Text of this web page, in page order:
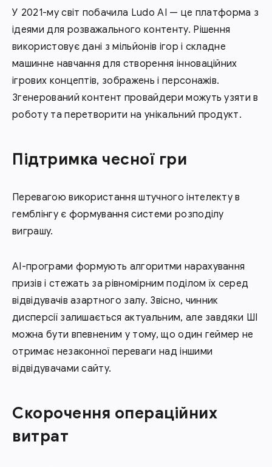
У 2021-му світ побачила Ludo AI — це платформа з
ідеями для розважального контенту. Рішення
використовує дані з мільйонів ігор і складне
машинне навчання для створення інноваційних
ігрових концептів, зображень і персонажів.
Згенерований контент провайдери можуть узяти в
роботу та перетворити на унікальний продукт.
Підтримка чесної гри
Перевагою використання штучного інтелекту в
гемблінгу є формування системи розподілу
виграшу.
AI-програми формують алгоритми нарахування
призів і стежать за рівномірним поділом їх серед
відвідувачів азартного залу. Звісно, чинник
дисперсії залишається актуальним, але завдяки ШІ
можна бути впевненим у тому, що один геймер не
отримає незаконної переваги над іншими
відвідувачами сайту.
Скорочення операційних
витрат